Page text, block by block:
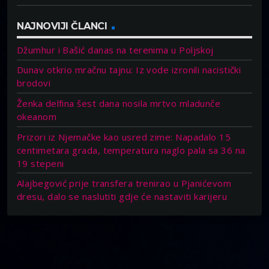
NAJNOVIJI ČLANCI
Džumhur i Bašić danas na terenima u Poljskoj
Dunav otkrio mračnu tajnu: Iz vode izronili nacistički
brodovi
Ženka delfina šest dana nosila mrtvo mladunče
okeanom
Prizori iz Njemačke kao usred zime: Napadalo 15
centimetara grada, temperatura naglo pala sa 36 na
19 stepeni
Alajbegović prije transfera trenirao u Pjanićevom
dresu, dalo se naslutiti gdje će nastaviti karijeru